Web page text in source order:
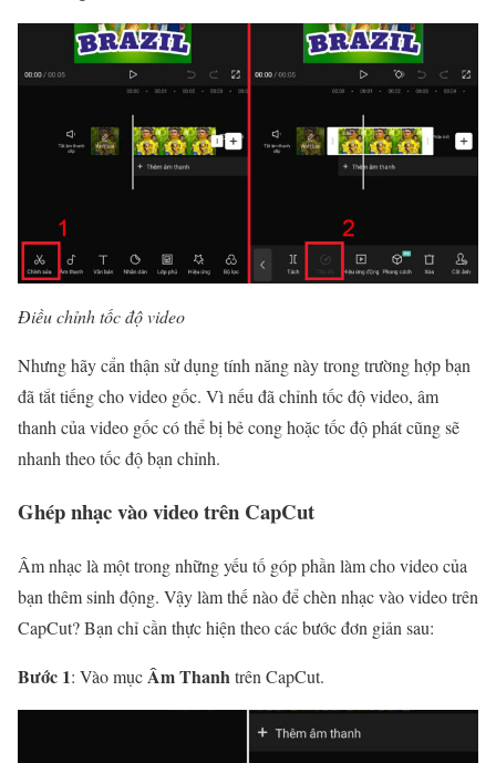
Điều chỉnh tốc độ video
Nhưng hãy cẩn thận sử dụng tính năng này trong trường hợp bạn
đã tắt tiếng cho video gốc. Vì nếu đã chỉnh tốc độ video, âm
thanh của video gốc có thể bị bẻ cong hoặc tốc độ phát cũng sẽ
nhanh theo tốc độ bạn chỉnh.
Ghép nhạc vào video trên CapCut
Âm nhạc là một trong những yếu tố góp phần làm cho video của
bạn thêm sinh động. Vậy làm thế nào để chèn nhạc vào video trên
CapCut? Bạn chỉ cần thực hiện theo các bước đơn giản sau:
Bước 1: Vào mụcÂm Thanhtrên CapCut.